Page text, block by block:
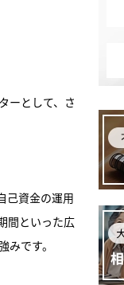
ーとして、さ
己資金の運用
間といった広
です。